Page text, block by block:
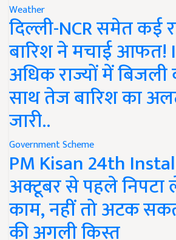
Weather
दिल्ली-NCR समेत कई
बारिश ने मचाई आफत!
अधिक राज्यों में
साथ तेज बारिश का
जारी..
Government Scheme
PM Kisan 24th
अक्टूबर से पहले निपटा
काम, नहीं तो अटक
की अगली किस्त